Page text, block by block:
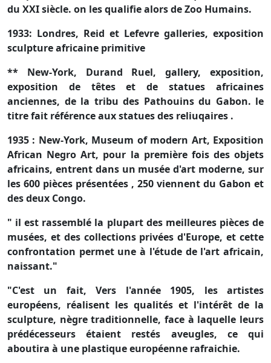
du XXI siècle. on les qualifie alors de Zoo Humains.
1933: Londres, Reid et Lefevre galleries, exposition
sculpture africaine primitive
** New-York, Durand Ruel, gallery, exposition,
exposition de têtes et de statues africaines
anciennes, de la tribu des Pathouins du Gabon. le
titre fait référence aux statues des reliuqaires .
1935 : New-York, Museum of modern Art, Exposition
African Negro Art, pour la première fois des objets
africains, entrent dans un musée d'art moderne, sur
les 600 pièces présentées , 250 viennent du Gabon et
des deux Congo.
" il est rassemblé la plupart des meilleures pièces de
musées, et des collections privées d'Europe, et cette
confrontation permet une à l'étude de l'art africain,
naissant."
"C'est un fait, Vers l'année 1905, les artistes
européens, réalisent les qualités et l'intérêt de la
sculpture, nègre traditionnelle, face à laquelle leurs
prédécesseurs étaient restés aveugles, ce qui
aboutira à une plastique européenne rafraichie.